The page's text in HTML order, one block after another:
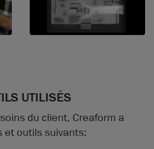
UTILISÉS
du client, Creaform a
et outils suivants: